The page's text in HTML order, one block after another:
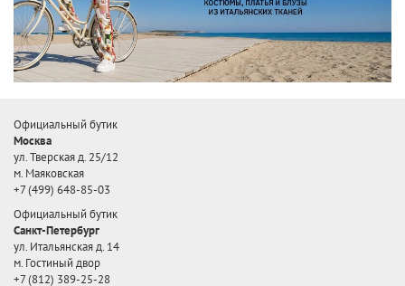
Официальный бутик
Москва
ул. Тверская д. 25/12
м. Маяковская
+7 (499) 648-85-03
Официальный бутик
Санкт-Петербург
ул. Итальянская д. 14
м. Гостиный двор
+7 (812) 389-25-28